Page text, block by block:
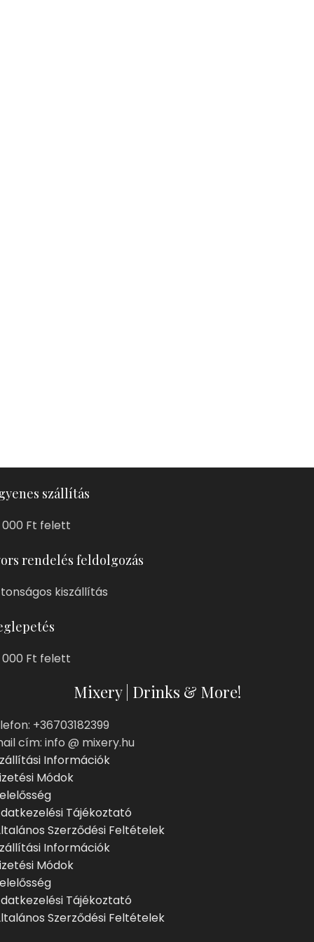
szállítás
000 Ft felett
rendelés feldolgozás
kiszállítás
000 Ft felett
Mixery | Drinks & More!
+36703182399
cím: info @ mixery.hu
Információk
Módok
Tájékoztató
Szerződési Feltételek
Információk
Módok
Tájékoztató
Szerződési Feltételek